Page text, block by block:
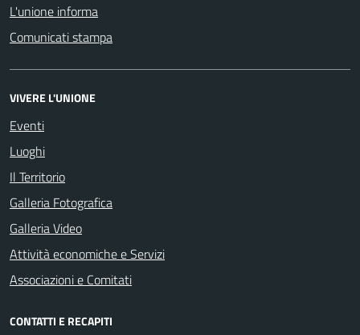
L'unione informa
Comunicati stampa
VIVERE L'UNIONE
Eventi
Luoghi
Il Territorio
Galleria Fotografica
Galleria Video
Attività economiche e Servizi
Associazioni e Comitati
CONTATTI E RECAPITI